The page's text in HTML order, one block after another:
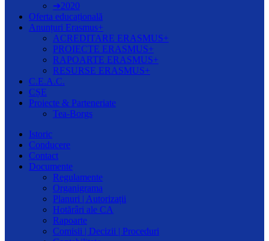
➔2020
Oferta educațională
Anunțuri Erasmus+
ACREDITARE ERASMUS+
PROIECTE ERASMUS+
RAPOARTE ERASMUS+
RESURSE ERASMUS+
C.E.A.C.
CȘE
Proiecte & Parteneriate
Tea-Borgs
Istoric
Conducere
Contact
Documente
Regulamente
Organigrama
Planuri | Autorizații
Hotărâri ale CA
Rapoarte
Comisii | Decizii | Proceduri